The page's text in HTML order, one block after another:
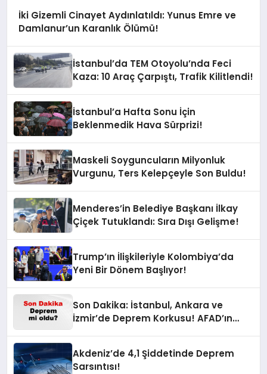
İki Gizemli Cinayet Aydınlatıldı: Yunus Emre ve
Damlanur’un Karanlık Ölümü!
İstanbul’da TEM Otoyolu’nda Feci
Kaza: 10 Araç Çarpıştı, Trafik Kilitlendi!
İstanbul’a Hafta Sonu İçin
Beklenmedik Hava Sürprizi!
Maskeli Soyguncuların Milyonluk
Vurgunu, Ters Kelepçeyle Son Buldu!
Menderes’in Belediye Başkanı İlkay
Çiçek Tutuklandı: Sıra Dışı Gelişme!
Trump’ın İlişkileriyle Kolombiya’da
Yeni Bir Dönem Başlıyor!
Son Dakika: İstanbul, Ankara ve
İzmir’de Deprem Korkusu! AFAD’ın
Akdeniz’de 4,1 Şiddetinde Deprem
Sarsıntısı!